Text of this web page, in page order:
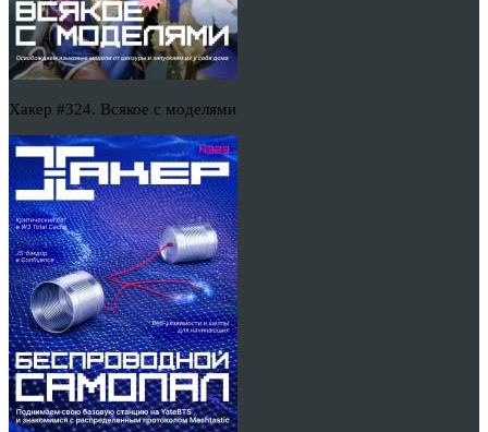
Хакер #324. Всякое с моделями